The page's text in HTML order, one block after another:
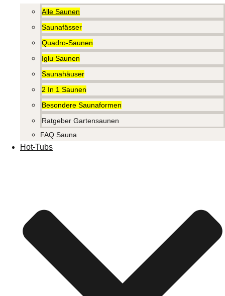
Alle Saunen
Saunafässer
Quadro-Saunen
Iglu Saunen
Saunahäuser
2 In 1 Saunen
Besondere Saunaformen
Ratgeber Gartensaunen
FAQ Sauna
Hot-Tubs